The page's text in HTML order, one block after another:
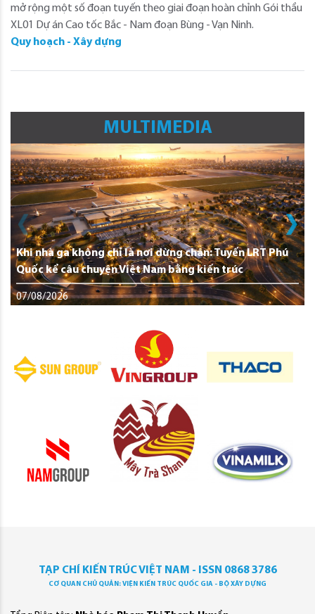
mở rộng một số đoạn tuyến theo giai đoạn hoàn chỉnh Gói thầu
XL01 Dự án Cao tốc Bắc - Nam đoạn Bùng - Vạn Ninh.
Quy hoạch - Xây dựng
MULTIMEDIA
Khi nhà ga không chỉ là nơi dừng chân: Tuyến LRT Phú
Quốc kể câu chuyện Việt Nam bằng kiến trúc
07/08/2026
TẠP CHÍ KIẾN TRÚC VIỆT NAM - ISSN 0868 3786
CƠ QUAN CHỦ QUẢN: VIỆN KIẾN TRÚC QUỐC GIA - BỘ XÂY DỰNG